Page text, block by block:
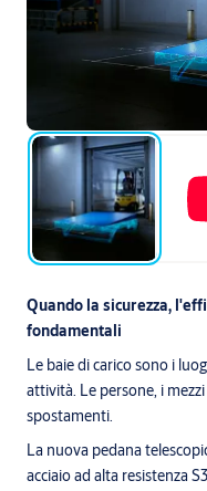
Quando la sicurezza,
fondamentali
Le baie di carico sono i
attività. Le persone, i
spostamenti.
La nuova pedana
acciaio ad alta resistenza